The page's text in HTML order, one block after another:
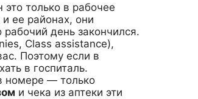
только в рабочее
ее районах, они
день закончился.
Class assistance),
Поэтому если в
в госпиталь.
номере — только
и чека из аптеки эти